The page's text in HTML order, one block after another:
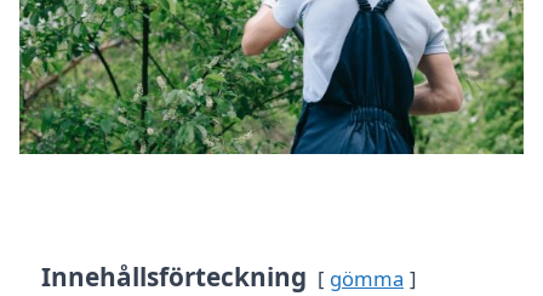
Innehållsförteckning gömma